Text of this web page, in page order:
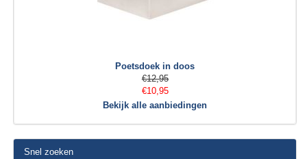
Poetsdoek in doos
€12,95
€10,95
Bekijk alle aanbiedingen
Snel zoeken